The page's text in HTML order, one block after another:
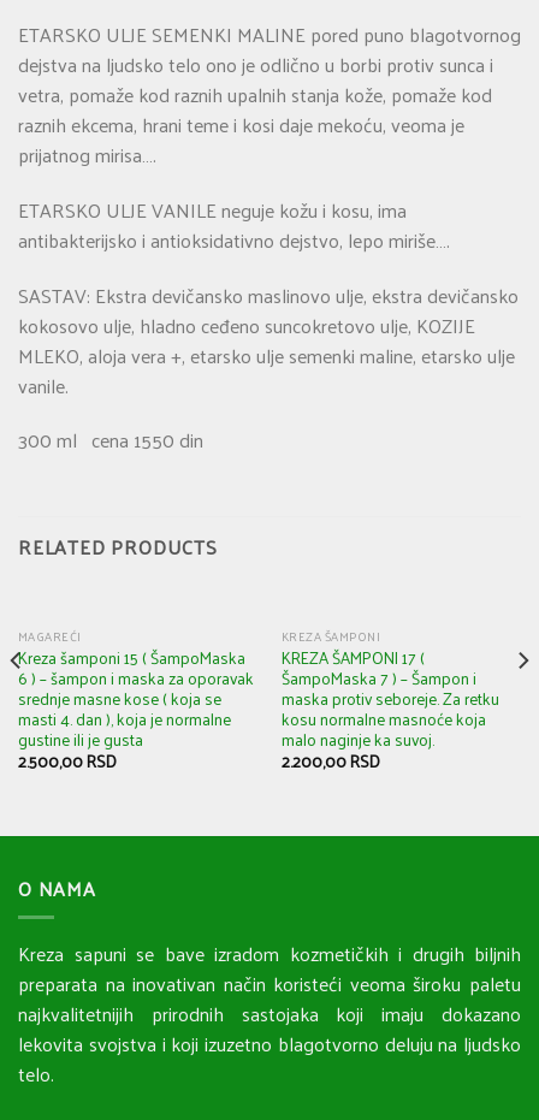
ETARSKO ULJE SEMENKI MALINE pored puno blagotvornog
dejstva na ljudsko telo ono je odlično u borbi protiv sunca i
vetra, pomaže kod raznih upalnih stanja kože, pomaže kod
raznih ekcema, hrani teme i kosi daje mekoću, veoma je
prijatnog mirisa….
ETARSKO ULJE VANILE neguje kožu i kosu, ima
antibakterijsko i antioksidativno dejstvo, lepo miriše….
SASTAV: Ekstra devičansko maslinovo ulje, ekstra devičansko
kokosovo ulje, hladno ceđeno suncokretovo ulje, KOZIJE
MLEKO, aloja vera +, etarsko ulje semenki maline, etarsko ulje
vanile.
300 ml cena 1550 din
RELATED PRODUCTS
MAGAREĆI
Kreza šamponi 15 ( ŠampoMaska
6 ) – šampon i maska za oporavak
srednje masne kose ( koja se
masti 4. dan ), koja je normalne
gustine ili je gusta
2.500,00RSD
KREZA ŠAMPONI
KREZA ŠAMPONI 17 (
ŠampoMaska 7 ) – Šampon i
maska protiv seboreje. Za retku
kosu normalne masnoće koja
malo naginje ka suvoj.
2.200,00RSD
O NAMA
Kreza sapuni se bave izradom kozmetičkih i drugih biljnih
preparata na inovativan način koristeći veoma široku paletu
najkvalitetnijih prirodnih sastojaka koji imaju dokazano
lekovita svojstva i koji izuzetno blagotvorno deluju na ljudsko
telo.